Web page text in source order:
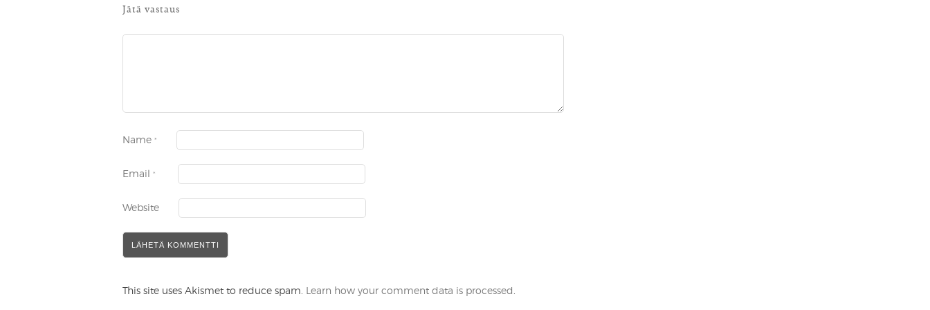
Jätä vastaus
Name *
Email *
Website
This site uses Akismet to reduce spam. Learn how your comment data is processed